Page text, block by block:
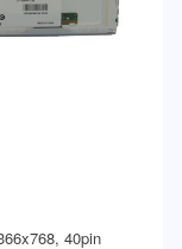
40pin